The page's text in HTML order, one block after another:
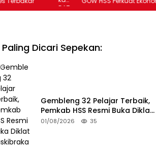
Paling Dicari Sepekan:
Gembleng 32 Pelajar Terbaik,
Pemkab HSS Resmi Buka Diklat
Paskibraka 2026
01/08/2026 35